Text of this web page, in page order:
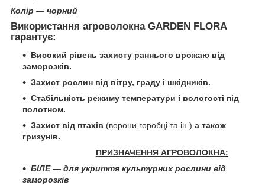
Колір ― чорний
Використання агроволокна GARDEN FLORA
гарантує:
Високий рівень захисту раннього врожаю від
заморозків.
Захист рослин від вітру, граду і шкідників.
Стабільність режиму температури і вологості під
полотном.
Захист від птахів (ворони,горобці та ін.) а також
гризунів.
ПРИЗНАЧЕННЯ АГРОВОЛОКНА:
БІЛЕ ― для укриття культурних рослини від
заморозків